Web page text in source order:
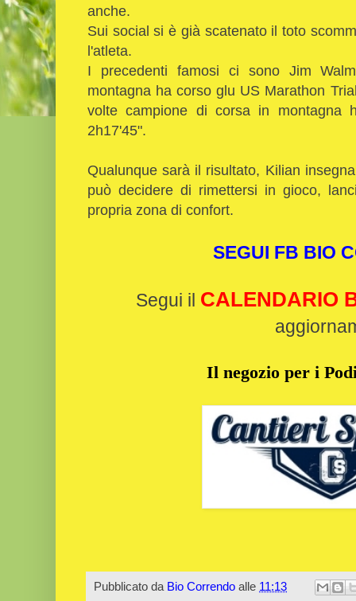
anche.
Sui social si è già scatenato il toto
l'atleta.
I precedenti famosi ci sono Jim
montagna ha corso glu US Marathon
volte campione di corsa in montagna
2h17'45".
Qualunque sarà il risultato, Kilian
può decidere di rimettersi in gioco,
propria zona di confort.
SEGUI FB BIO
Segui il CALENDARIO
Il negozio per i
Pubblicato da Bio Correndo alle 11:13